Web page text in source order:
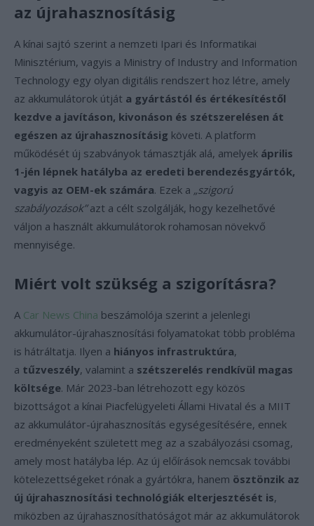
az újrahasznosításig
A kínai sajtó szerint a nemzeti Ipari és Informatikai
Minisztérium, vagyis a Ministry of Industry and Information
Technology egy olyan digitális rendszert hoz létre, amely
az akkumulátorok útját a gyártástól és értékesítéstől
kezdve a javításon, kivonáson és szétszerelésen át
egészen az újrahasznosításig követi. A platform
működését új szabványok támasztják alá, amelyek április
1-jén lépnek hatályba az eredeti berendezésgyártók,
vagyis az OEM-ek számára. Ezek a „szigorú
szabályozások”azt a célt szolgálják, hogy kezelhetővé
váljon a használt akkumulátorok rohamosan növekvő
mennyisége.
Miért volt szükség a szigorításra?
A Car News China beszámolója szerint a jelenlegi
akkumulátor-újrahasznosítási folyamatokat több probléma
is hátráltatja. Ilyen a hiányos infrastruktúra,
a tűzveszély, valamint a szétszerelés rendkívül magas
költsége. Már 2023-ban létrehozott egy közös
bizottságot a kínai Piacfelügyeleti Állami Hivatal és a MIIT
az akkumulátor-újrahasznosítás egységesítésére, ennek
eredményeként született meg az a szabályozási csomag,
amely most hatályba lép. Az új előírások nemcsak további
kötelezettségeket rónak a gyártókra, hanem ösztönzik az
új újrahasznosítási technológiák elterjesztését is,
miközben az újrahasznosíthatóságot már az akkumulátorok